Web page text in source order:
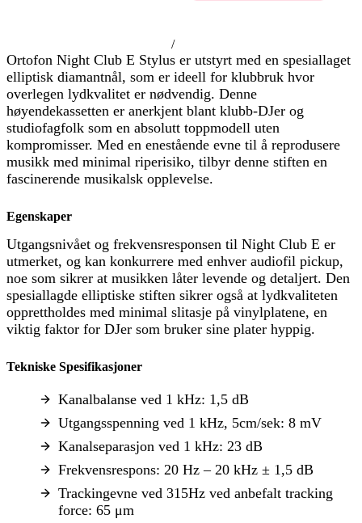
/
Ortofon Night Club E Stylus er utstyrt med en spesiallaget
elliptisk diamantnål, som er ideell for klubbruk hvor
overlegen lydkvalitet er nødvendig. Denne
høyendekassetten er anerkjent blant klubb-DJer og
studiofagfolk som en absolutt toppmodell uten
kompromisser. Med en enestående evne til å reprodusere
musikk med minimal riperisiko, tilbyr denne stiften en
fascinerende musikalsk opplevelse.
Egenskaper
Utgangsnivået og frekvensresponsen til Night Club E er
utmerket, og kan konkurrere med enhver audiofil pickup,
noe som sikrer at musikken låter levende og detaljert. Den
spesiallagde elliptiske stiften sikrer også at lydkvaliteten
opprettholdes med minimal slitasje på vinylplatene, en
viktig faktor for DJer som bruker sine plater hyppig.
Tekniske Spesifikasjoner
Kanalbalanse ved 1 kHz: 1,5 dB
Utgangsspenning ved 1 kHz, 5cm/sek: 8 mV
Kanalseparasjon ved 1 kHz: 23 dB
Frekvensrespons: 20 Hz – 20 kHz ± 1,5 dB
Trackingevne ved 315Hz ved anbefalt tracking
force: 65 μm